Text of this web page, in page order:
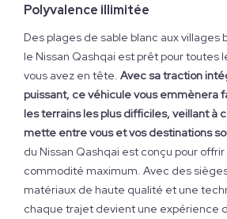
Polyvalence illimitée
Des plages de sable blanc aux villages
le Nissan Qashqai est prêt pour toutes
vous avez en tête. Avec sa traction
puissant, ce véhicule vous emmènera
les terrains les plus difficiles, veillant à
mette entre vous et vos destinations
du Nissan Qashqai est conçu pour
commodité maximum. Avec des
matériaux de haute qualité et une
chaque trajet devient une expérience